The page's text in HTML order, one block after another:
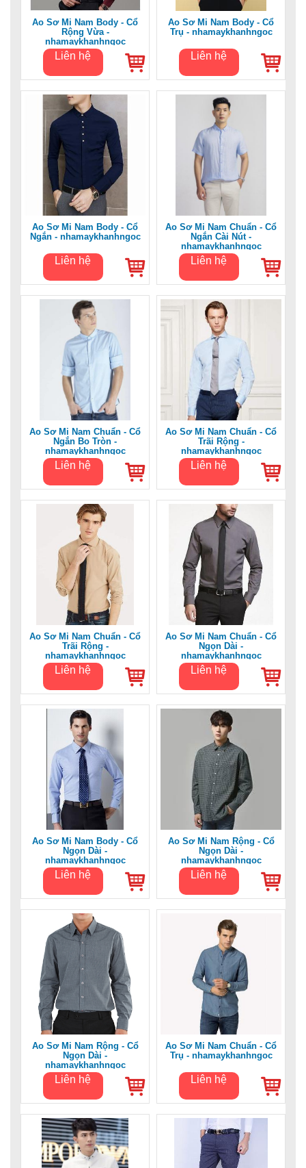
Áo Sơ Mi Nam Body - Cổ
Rộng Vừa -
nhamaykhanhngoc
Liên hệ
Áo Sơ Mi Nam Body - Cổ
Trụ - nhamaykhanhngoc
Liên hệ
Áo Sơ Mi Nam Body - Cổ
Ngắn - nhamaykhanhngoc
Liên hệ
Áo Sơ Mi Nam Chuẩn - Cổ
Ngắn Cài Nút -
nhamaykhanhngoc
Liên hệ
Áo Sơ Mi Nam Chuẩn - Cổ
Ngắn Bo Tròn -
nhamaykhanhngoc
Liên hệ
Áo Sơ Mi Nam Chuẩn - Cổ
Trãi Rộng -
nhamaykhanhngoc
Liên hệ
Áo Sơ Mi Nam Chuẩn - Cổ
Trãi Rộng -
nhamaykhanhngoc
Liên hệ
Áo Sơ Mi Nam Chuẩn - Cổ
Ngọn Dài -
nhamaykhanhngoc
Liên hệ
Áo Sơ Mi Nam Body - Cổ
Ngọn Dài -
nhamaykhanhngoc
Liên hệ
Áo Sơ Mi Nam Rộng - Cổ
Ngọn Dài -
nhamaykhanhngoc
Liên hệ
Áo Sơ Mi Nam Rộng - Cổ
Ngọn Dài -
nhamaykhanhngoc
Liên hệ
Áo Sơ Mi Nam Chuẩn - Cổ
Trụ - nhamaykhanhngoc
Liên hệ